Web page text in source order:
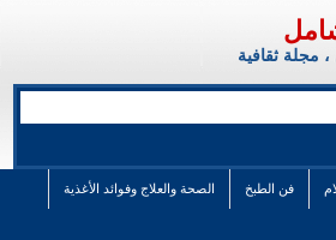
مجلة ثقافية
فن الطبخ الصحة والعلاج وفوائد الأغذية